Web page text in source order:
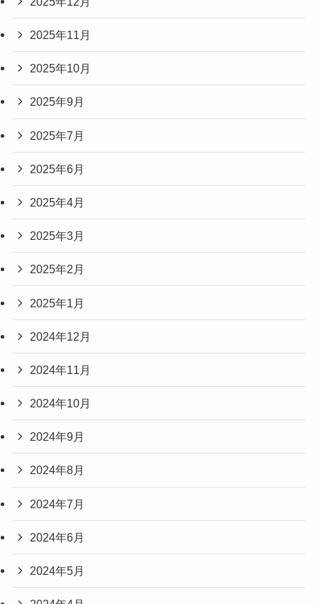
2025年11月
2025年10月
2025年9月
2025年7月
2025年6月
2025年4月
2025年3月
2025年2月
2025年1月
2024年12月
2024年11月
2024年10月
2024年9月
2024年8月
2024年7月
2024年6月
2024年5月